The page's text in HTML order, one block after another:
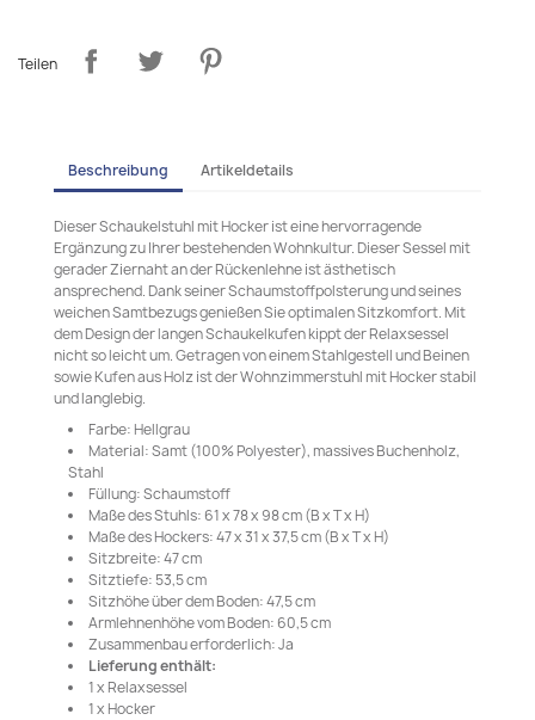
Teilen
Beschreibung Artikeldetails
Dieser Schaukelstuhl mit Hocker ist eine hervorragende
Ergänzung zu Ihrer bestehenden Wohnkultur. Dieser Sessel mit
gerader Ziernaht an der Rückenlehne ist ästhetisch
ansprechend. Dank seiner Schaumstoffpolsterung und seines
weichen Samtbezugs genießen Sie optimalen Sitzkomfort. Mit
dem Design der langen Schaukelkufen kippt der Relaxsessel
nicht so leicht um. Getragen von einem Stahlgestell und Beinen
sowie Kufen aus Holz ist der Wohnzimmerstuhl mit Hocker stabil
und langlebig.
Farbe: Hellgrau
Material: Samt (100% Polyester), massives Buchenholz,
Stahl
Füllung: Schaumstoff
Maße des Stuhls: 61 x 78 x 98 cm (B x T x H)
Maße des Hockers: 47 x 31 x 37,5 cm (B x T x H)
Sitzbreite: 47 cm
Sitztiefe: 53,5 cm
Sitzhöhe über dem Boden: 47,5 cm
Armlehnenhöhe vom Boden: 60,5 cm
Zusammenbau erforderlich: Ja
Lieferung enthält:
1 x Relaxsessel
1 x Hocker